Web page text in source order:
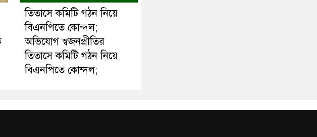
তিতাসে কমিটি গঠন নিয়ে
বিএনপিতে কোন্দল;
অভিযোগ স্বজনপ্রীতির
তিতাসে কমিটি গঠন নিয়ে
বিএনপিতে কোন্দল;